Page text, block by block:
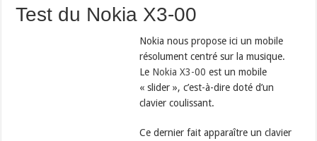
Test du Nokia X3-00
Nokia nous propose ici un mobile
résolument centré sur la musique.
Le Nokia X3-00 est un mobile
« slider », c’est-à-dire doté d’un
clavier coulissant.
Ce dernier fait apparaître un clavier